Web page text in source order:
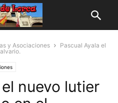
y Asociaciones
Pascual Ayala el
nuevo lutier